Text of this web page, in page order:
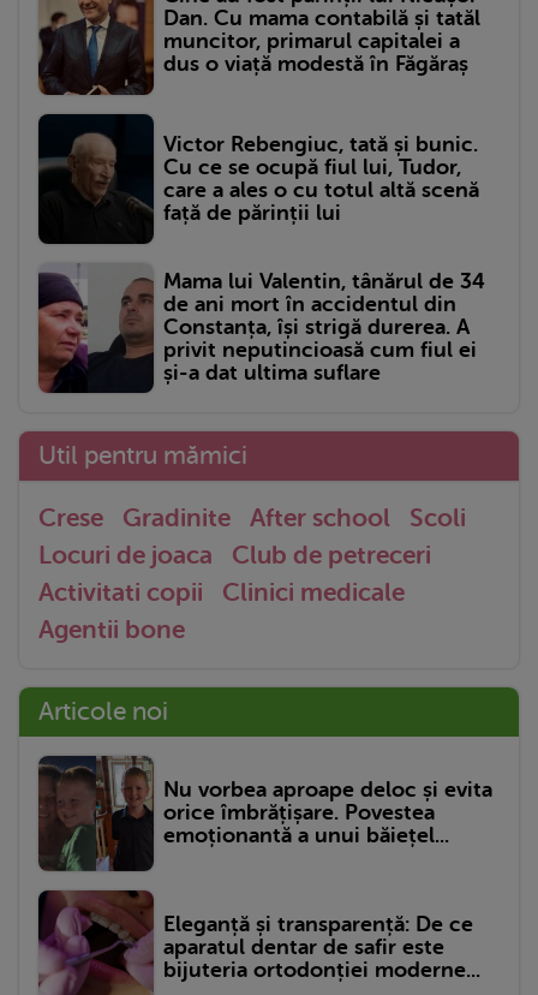
Dan. Cu mama contabilă și tatăl
muncitor, primarul capitalei a
dus o viață modestă în Făgăraș
Victor Rebengiuc, tată și bunic.
Cu ce se ocupă fiul lui, Tudor,
care a ales o cu totul altă scenă
față de părinții lui
Mama lui Valentin, tânărul de 34
de ani mort în accidentul din
Constanța, își strigă durerea. A
privit neputincioasă cum fiul ei
și-a dat ultima suflare
Util pentru mămici
Crese Gradinite After school
Scoli
Locuri de joaca
Club de petreceri
Activitati copii
Clinici medicale
Agentii bone
Articole noi
Nu vorbea aproape deloc și evita
orice îmbrățișare. Povestea
emoționantă a unui băiețel...
Eleganță și transparență: De ce
aparatul dentar de safir este
bijuteria ortodonției moderne...